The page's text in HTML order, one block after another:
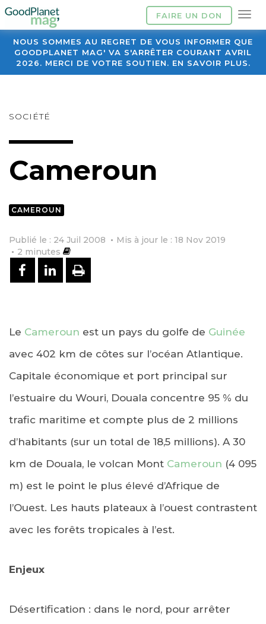
FAIRE UN DON
NOUS SOMMES AU REGRET DE VOUS INFORMER QUE
GOODPLANET MAG' VA S'ARRÊTER COURANT AVRIL
2026. MERCI DE VOTRE SOUTIEN. EN SAVOIR PLUS.
SOCIÉTÉ
Cameroun
CAMEROUN
Publié le : 24 Juil 2008
Mis à jour le : 18 Nov 2019
2 minutes
PARTAGER SUR FACEBOOK
PARTAGER SUR LINKEDIN
IMPRIMER
Le Cameroun est un pays du golfe de Guinée
avec 402 km de côtes sur l’océan Atlantique.
Capitale économique et port principal sur
l’estuaire du Wouri, Douala concentre 95 % du
trafic maritime et compte plus de 2 millions
d’habitants (sur un total de 18,5 millions). A 30
km de Douala, le volcan Mont Cameroun (4 095
m) est le point le plus élevé d’Afrique de
l’Ouest. Les hauts plateaux à l’ouest contrastent
avec les forêts tropicales à l’est.
Enjeux
Désertification : dans le nord, pour arrêter